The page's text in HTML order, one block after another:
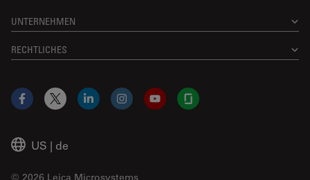
UNTERNEHMEN
RECHTLICHES
US | de
© 2026 Leica Microsystems
Facebook
X LinkedInInstagramYouTubeGlassdoor